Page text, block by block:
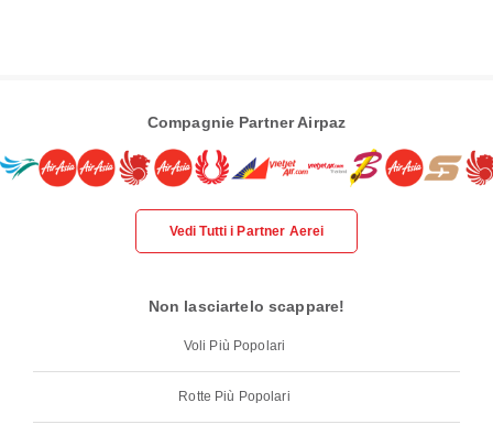
Compagnie Partner Airpaz
Vedi Tutti i Partner Aerei
Non lasciartelo scappare!
Voli Più Popolari
Rotte Più Popolari